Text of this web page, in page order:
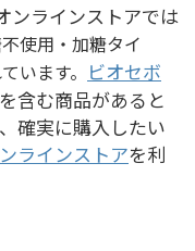
ンラインストアでは
不使用・加糖タイ
います。 ビオセボ
含む商品があると
確実に購入したい
ラインストアを利